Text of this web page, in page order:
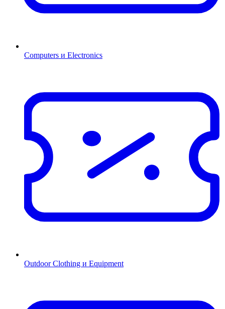
Computers и Electronics
Outdoor Clothing и Equipment